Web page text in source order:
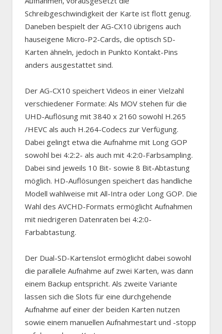
Schreibgeschwindigkeit der Karte ist flott genug.
Daneben bespielt der AG-CX10 übrigens auch
hauseigene Micro-P2-Cards, die optisch SD-
Karten ähneln, jedoch in Punkto Kontakt-Pins
anders ausgestattet sind.
Der AG-CX10 speichert Videos in einer Vielzahl
verschiedener Formate: Als MOV stehen für die
UHD-Auflösung mit 3840 x 2160 sowohl H.265
/HEVC als auch H.264-Codecs zur Verfügung.
Dabei gelingt etwa die Aufnahme mit Long GOP
sowohl bei 4:2:2- als auch mit 4:2:0-Farbsampling.
Dabei sind jeweils 10 Bit- sowie 8 Bit-Abtastung
möglich. HD-Auflösungen speichert das handliche
Modell wahlweise mit All-Intra oder Long GOP. Die
Wahl des AVCHD-Formats ermöglicht Aufnahmen
mit niedrigeren Datenraten bei 4:2:0-
Farbabtastung.
Der Dual-SD-Kartenslot ermöglicht dabei sowohl
die parallele Aufnahme auf zwei Karten, was dann
einem Backup entspricht. Als zweite Variante
lassen sich die Slots für eine durchgehende
Aufnahme auf einer der beiden Karten nutzen
sowie einem manuellen Aufnahmestart und -stopp